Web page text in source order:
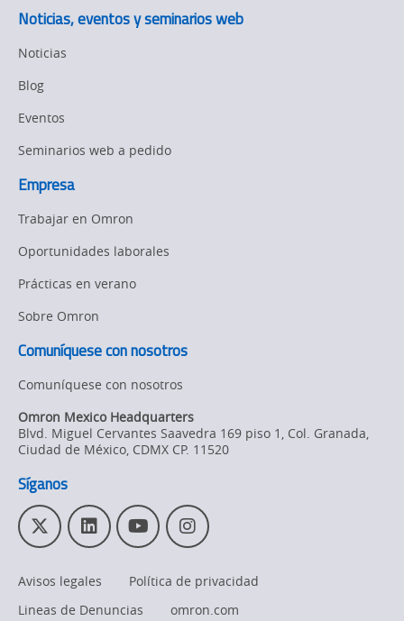
Noticias, eventos y seminarios web
Noticias
Blog
Eventos
Seminarios web a pedido
Empresa
Trabajar en Omron
Oportunidades laborales
Prácticas en verano
Sobre Omron
Comuníquese con nosotros
Comuníquese con nosotros
Omron Mexico Headquarters
Blvd. Miguel Cervantes Saavedra 169 piso 1, Col. Granada,
Ciudad de México, CDMX CP. 11520
Síganos
T
w
t
t
L
i
k
e
Y
o
u
T
u
I
n
t
a
Avisos legales
Política de privacidad
Lineas de Denuncias
omron.com